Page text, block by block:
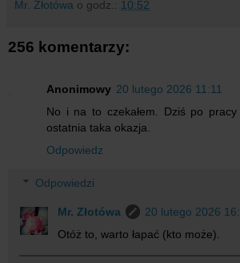
Mr. Złotówa o godz.: 10:52
256 komentarzy:
Anonimowy 20 lutego 2026 11:11
No i na to czekałem. Dziś po
ostatnia taka okazja.
Odpowiedz
Odpowiedzi
Mr. Złotówa
20 lutego 2026
Otóż to, warto łapać (kto może).